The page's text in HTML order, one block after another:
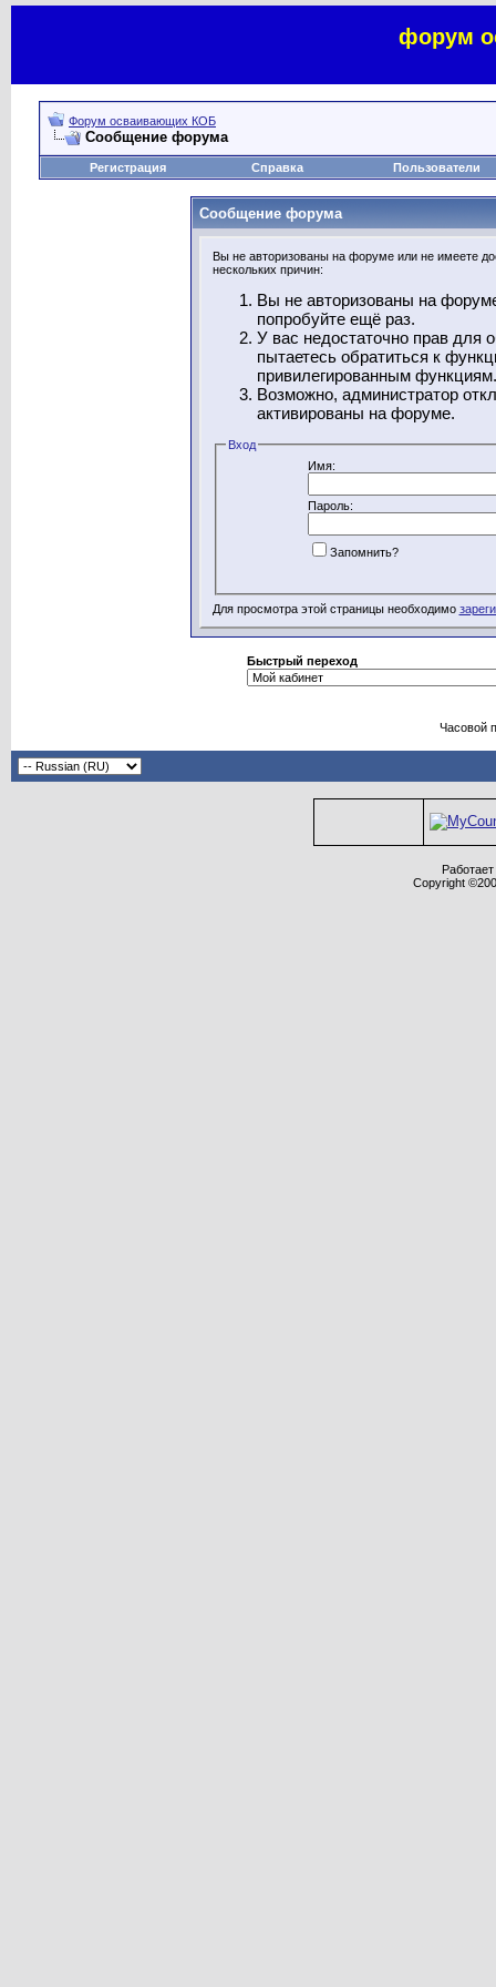
форум
Форум осваивающих КОБ
Сообщение форума
Регистрация Справка Пользователи
Сообщение форума
Вы не авторизованы на форуме или не имеете
нескольких причин:
Вы не авторизованы на
попробуйте ещё раз.
У вас недостаточно прав для
пытаетесь обратиться к
привилегированным функциям.
Возможно, администратор
активированы на форуме.
Вход
Имя:
Пароль:
Запомнить?
Для просмотра этой страницы необходимо
Быстрый переход
Часовой
Copyright